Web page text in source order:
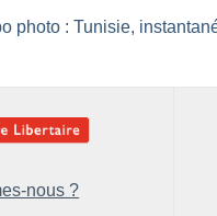
photo : Tunisie,
nous ?